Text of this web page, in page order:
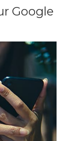
Google